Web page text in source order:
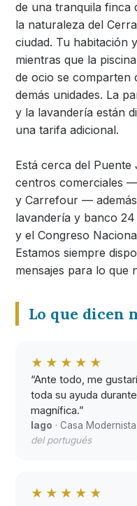
de una tranquila finca
la naturaleza del
ciudad. Tu habitación
mientras que la
de ocio se comparten
demás unidades. La
y la lavandería están
una tarifa adicional.
Está cerca del
centros comerciales
y Carrefour —
lavandería y banco
y el Congreso
Estamos siempre
mensajes para lo que
Lo que dicen
★★★★★
“Ante todo, me
toda su ayuda
magnífica.”
Iago · Casa Modernista
del portugués
★★★★★